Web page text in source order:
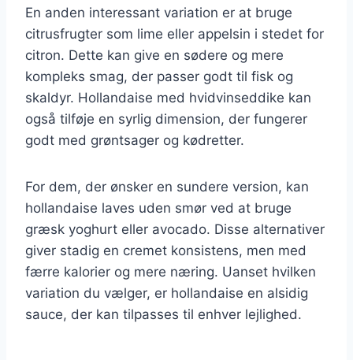
En anden interessant variation er at bruge
citrusfrugter som lime eller appelsin i stedet for
citron. Dette kan give en sødere og mere
kompleks smag, der passer godt til fisk og
skaldyr. Hollandaise med hvidvinseddike kan
også tilføje en syrlig dimension, der fungerer
godt med grøntsager og kødretter.
For dem, der ønsker en sundere version, kan
hollandaise laves uden smør ved at bruge
græsk yoghurt eller avocado. Disse alternativer
giver stadig en cremet konsistens, men med
færre kalorier og mere næring. Uanset hvilken
variation du vælger, er hollandaise en alsidig
sauce, der kan tilpasses til enhver lejlighed.